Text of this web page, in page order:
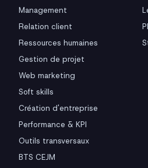
Management
Relation client
Ressources humaines
Gestion de projet
Web marketing
Soft skills
Création d'entreprise
Performance & KPI
Outils transversaux
BTS CEJM